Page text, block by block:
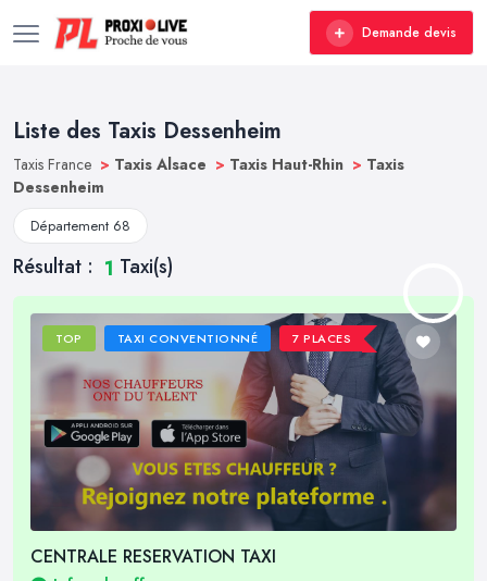
Demande devis
Liste des Taxis Dessenheim
Taxis France > Taxis Alsace > Taxis Haut-Rhin > Taxis
Dessenheim
Département 68
Résultat : 1 Taxi(s)
TOP TAXI CONVENTIONNÉ 7 PLACES
CENTRALE RESERVATION TAXI